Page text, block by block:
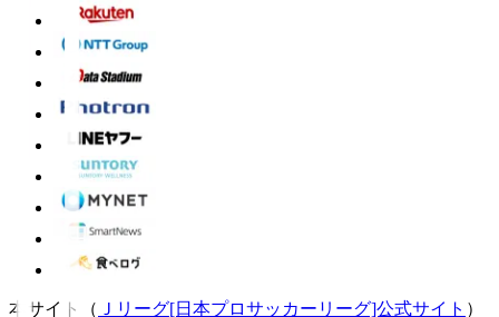
本サイト（ Ｊリーグ[日本プロサッカーリーグ]公式サイト ）